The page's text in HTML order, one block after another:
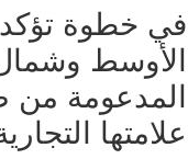
في خطوة تؤكد
الأوسط وشمال
المدعومة من
علامتها